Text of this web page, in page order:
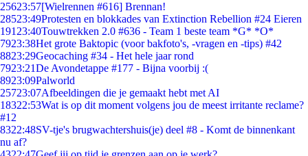
25623:57[Wielrennen #616] Brennan!
28523:49Protesten en blokkades van Extinction Rebellion #24 Eieren
191 23:40Touwtrekken 2.0 #636 - Team 1 beste team *G* *O*
7923:38Het grote Baktopic (voor bakfoto's, -vragen en -tips) #42
8823:29Geocaching #34 - Het hele jaar rond
7923:21De Avondetappe #177 - Bijna voorbij :(
8923:09Palworld
25723:07Afbeeldingen die je gemaakt hebt met AI
18322:53Wat is op dit moment volgens jou de meest irritante reclame?
#12
8322:48SV-tje's brugwachtershuis(je) deel #8 - Komt de binnenkant
nu af?